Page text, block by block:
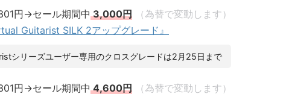
円→セール期間中3,000円
（為替で変動します）
Guitarist SILK 2アップグレード』
シリーズユーザー専用のクロスグレードは2月25日まで
円→セール期間中4,600円 （為替で変動します）